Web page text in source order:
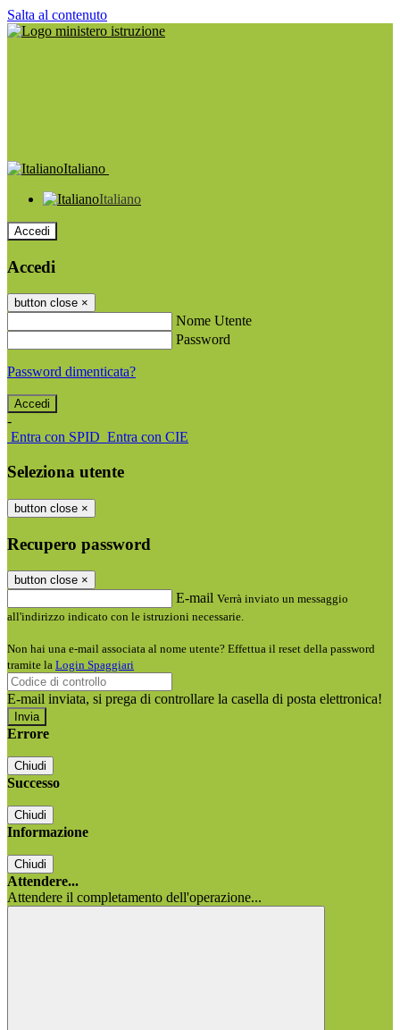
Salta al contenuto
Italiano
Italiano
Accedi
Accedi
button close ×
Nome Utente
Password
Password dimenticata?
-
Entra con SPID Entra con CIE
Seleziona utente
button close ×
Recupero password
button close ×
E-mail Verrà inviato un messaggio
all'indirizzo indicato con le istruzioni necessarie.
Non hai una e-mail associata al nome utente? Effettua il reset della password
tramite la Login Spaggiari
E-mail inviata, si prega di controllare la casella di posta elettronica!
Errore
Chiudi
Successo
Chiudi
Informazione
Chiudi
Attendere...
Attendere il completamento dell'operazione...